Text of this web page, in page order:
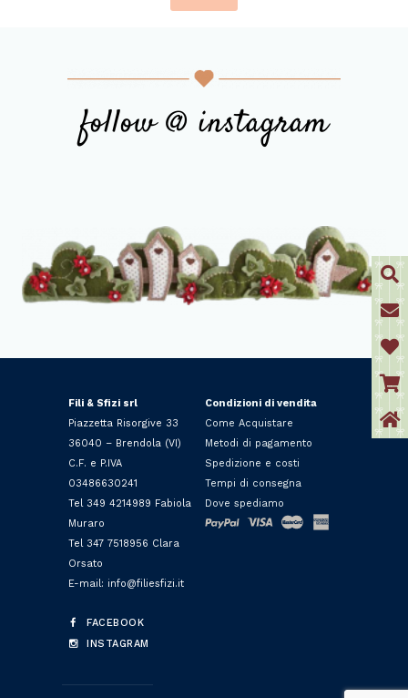
follow @ instagram
Fili & Sfizi srl
Piazzetta Risorgive 33
36040 – Brendola (VI)
C.F. e P.IVA
03486630241
Tel 349 4214989 Fabiola
Muraro
Tel 347 7518956 Clara
Orsato
E-mail: info@filiesfizi.it
FACEBOOK
INSTAGRAM
Condizioni di vendita
Come Acquistare
Metodi di pagamento
Spedizione e costi
Tempi di consegna
Dove spediamo